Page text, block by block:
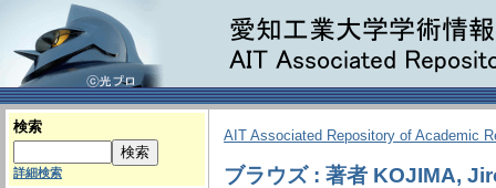
検索
詳細検索
AIT Associated Repository of Academic
ブラウズ : 著者 KOJIMA,